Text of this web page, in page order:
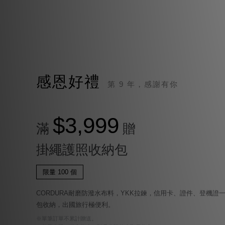
感恩好禮 第 9 年，感謝有你
滿 $3,999 贈
掛繩護照收納包
限量 100 個
CORDURA耐磨防潑水布料，YKK拉鍊，信用卡、證件、登機證一
包收納，出國旅行極便利。
※單筆訂單不累計贈送。